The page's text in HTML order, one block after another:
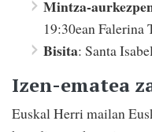
Mintza-
19:30ean Falerina
Bisita: Santa
Izen-ematea
Euskal Herri mailan